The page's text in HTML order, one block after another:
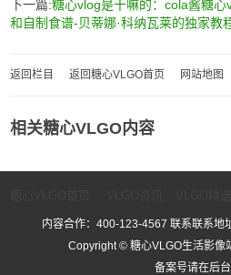
下一篇:糖心vlog是干嘛的：cola酱糖
和自制食谱-贝蒂娜·科纳瓦莱的独家教
返回栏目 返回糖心VLGO首页 网站地图
相关糖心VLGO内容
内容合作：400-123-4567 联系联系地
Copyright © 糖心VLGO生活影像
备案号请在后